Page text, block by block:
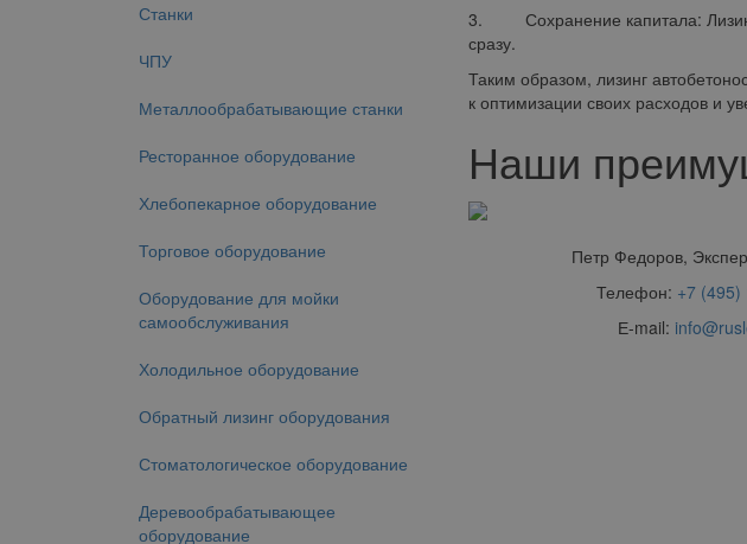
Станки
ЧПУ
Металлообрабатывающие станки
Ресторанное оборудование
Хлебопекарное оборудование
Торговое оборудование
Оборудование для мойки
самообслуживания
Холодильное оборудование
Обратный лизинг оборудования
Стоматологическое оборудование
Деревообрабатывающее
оборудование
3. Сохранение капитала: Лизинг
сразу.
Таким образом, лизинг
к оптимизации своих расходов и
Наши
Петр Федоров,
Телефон: +7 (495)
Е-mail: